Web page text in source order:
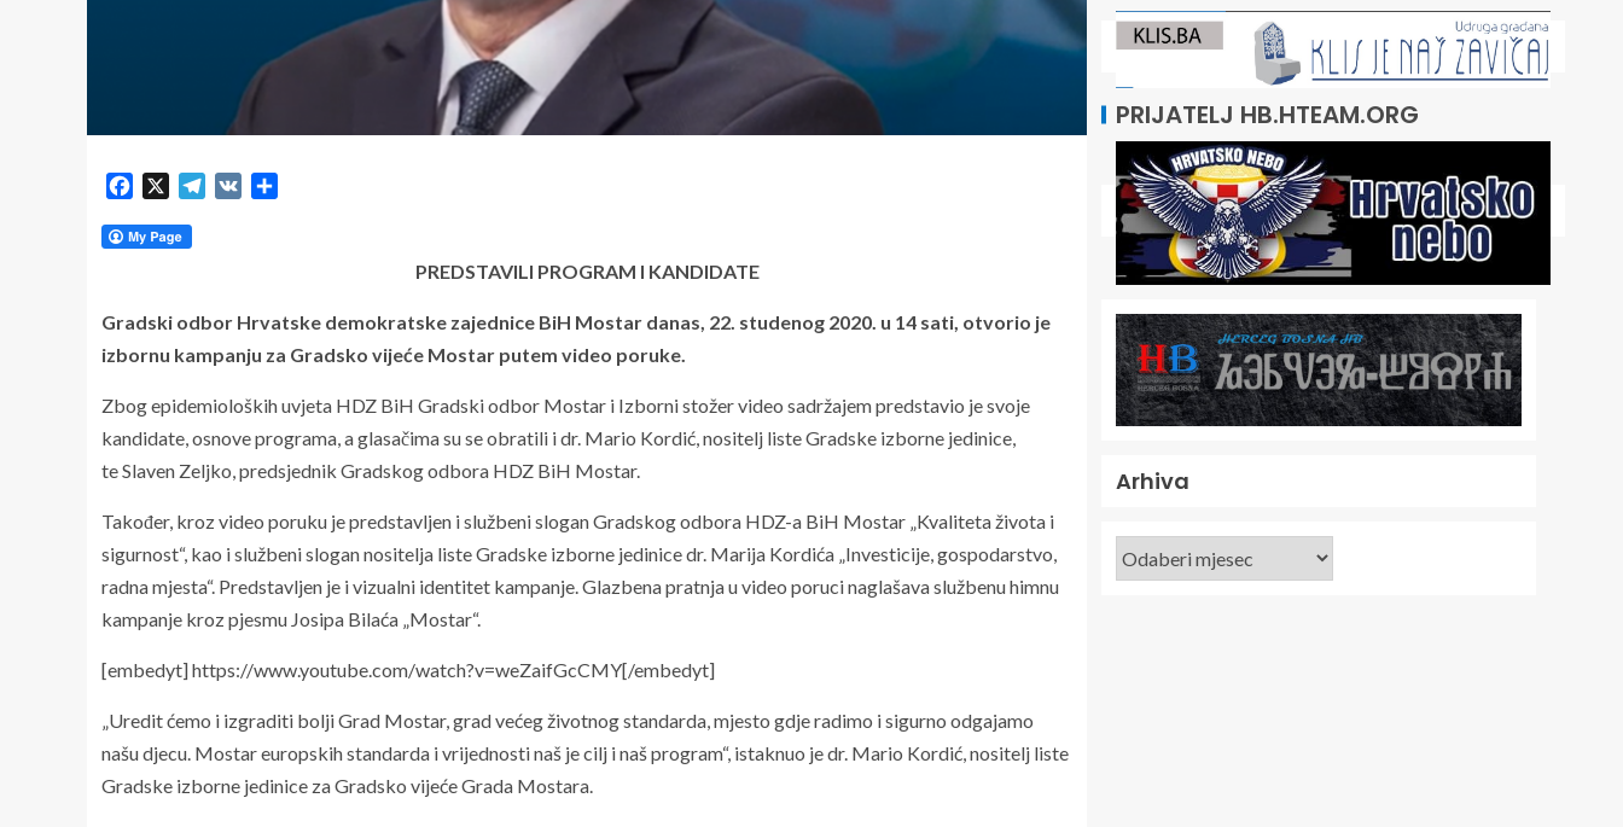
Facebook Telegram
VK
PREDSTAVILI PROGRAM I KANDIDATE
Gradski odbor Hrvatske demokratske zajednice BiH Mostar danas, 22. studenog 2020. u 14 sati, otvorio je
izbornu kampanju za Gradsko vijeće Mostar putem video poruke.
Zbog epidemioloških uvjeta HDZ BiH Gradski odbor Mostar i Izborni stožer video sadržajem predstavio je svoje
kandidate, osnove programa, a glasačima su se obratili i dr. Mario Kordić, nositelj liste Gradske izborne jedinice,
te Slaven Zeljko, predsjednik Gradskog odbora HDZ BiH Mostar.
Također, kroz video poruku je predstavljen i službeni slogan Gradskog odbora HDZ-a BiH Mostar „Kvaliteta života i
sigurnost“, kao i službeni slogan nositelja liste Gradske izborne jedinice dr. Marija Kordića „Investicije, gospodarstvo,
radna mjesta“. Predstavljen je i vizualni identitet kampanje. Glazbena pratnja u video poruci naglašava službenu himnu
kampanje kroz pjesmu Josipa Bilaća „Mostar“.
[embedyt] https://www.youtube.com/watch?v=weZaifGcCMY[/embedyt]
„Uredit ćemo i izgraditi bolji Grad Mostar, grad većeg životnog standarda, mjesto gdje radimo i sigurno odgajamo
našu djecu. Mostar europskih standarda i vrijednosti naš je cilj i naš program“, istaknuo je dr. Mario Kordić, nositelj liste
Gradske izborne jedinice za Gradsko vijeće Grada Mostara.
PRIJATELJ HB.HTEAM.ORG
Arhiva